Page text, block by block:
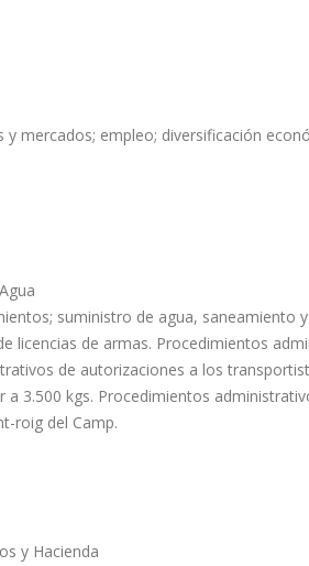
mercados; empleo; diversificación
suministro de agua, saneamiento
licencias de armas. Procedimientos
de autorizaciones a los
3.500 kgs. Procedimientos
roig del Camp.
y Hacienda